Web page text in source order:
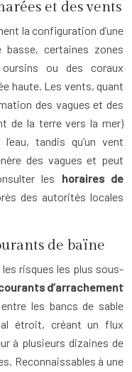
et des vents
la configuration d’une
basse, certaines zones
ou des coraux
haute. Les vents, quant
des vagues et des
de la terre vers la mer)
tandis qu’un vent
des vagues et peut
les horaires de
des autorités locales
de baïne
risques les plus sous-
d’arrachement
les bancs de sable
étroit, créant un flux
à plusieurs dizaines de
Reconnaissables à une